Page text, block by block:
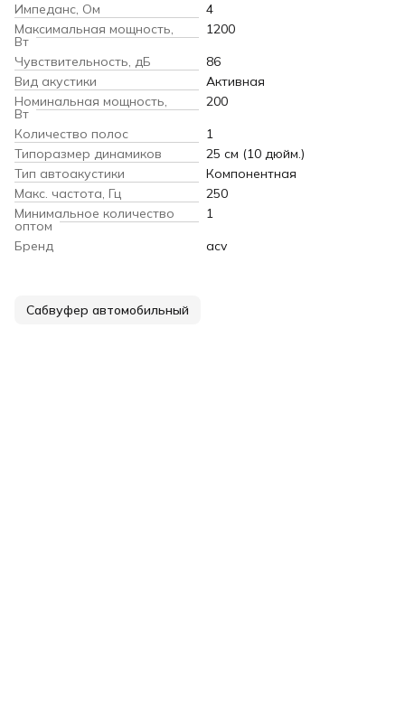
Импеданс, Ом
4
Максимальная мощность,
Вт
1200
Чувствительность, дБ
86
Вид акустики
Активная
Номинальная мощность,
Вт
200
Количество полос
1
Типоразмер динамиков
25 см (10 дюйм.)
Тип автоакустики
Компонентная
Макс. частота, Гц
250
Минимальное количество
оптом
1
Бренд
acv
Сабвуфер автомобильный